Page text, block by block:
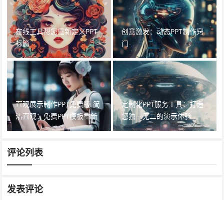
在线工具帮您重新定义PPT
标题
创意激发：动态PPT制作窍
门
直观展示制作PPT免费版-简
洁直观：免费PPT模板重新
设计
定制化PPT服务工具：打造
您独一无二的演示体验
评论列表
发表评论